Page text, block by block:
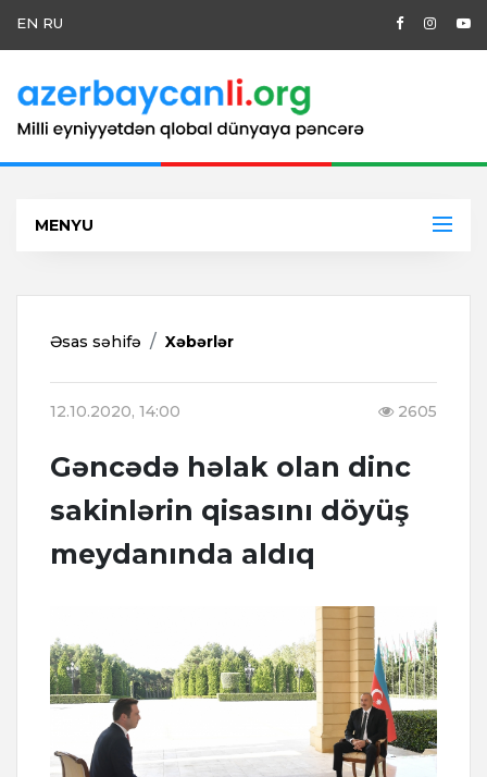
EN RU
MENYU
Əsas səhifə Xəbərlər
12.10.2020, 14:00 2605
Gəncədə həlak olan dinc
sakinlərin qisasını döyüş
meydanında aldıq